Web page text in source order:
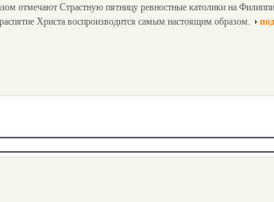
отмечают Страстную пятницу ревностные католики на
Христа воспроизводится самым настоящим образом.